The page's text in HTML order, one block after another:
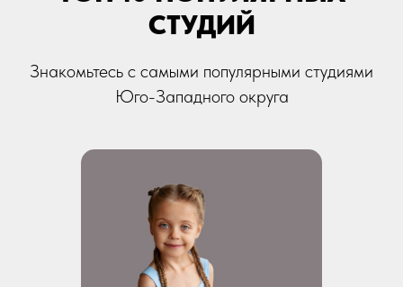
СТУДИЙ
Знакомьтесь с самыми популярными студиями
Юго-Западного округа